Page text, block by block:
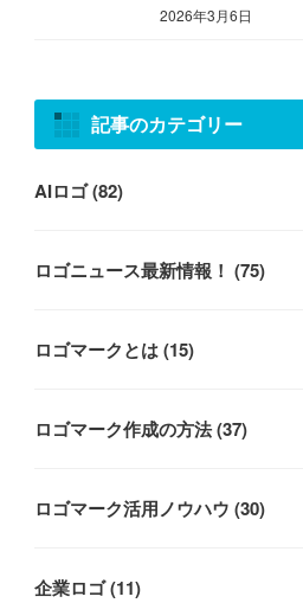
2026年3月6日
記事のカテゴリー
AIロゴ (82)
ロゴニュース最新情報！ (75)
ロゴマークとは (15)
ロゴマーク作成の方法 (37)
ロゴマーク活用ノウハウ (30)
企業ロゴ (11)